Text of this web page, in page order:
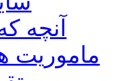
آنچه
ماموریت